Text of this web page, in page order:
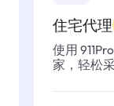
住宅代理
使用
家，轻松